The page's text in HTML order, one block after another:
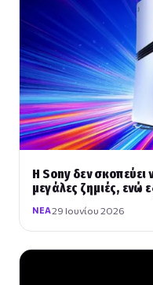
Η Sony δεν σκοπεύει
μεγάλες ζημιές, ενώ
ΝΈΑ29 Ιουνίου 2026